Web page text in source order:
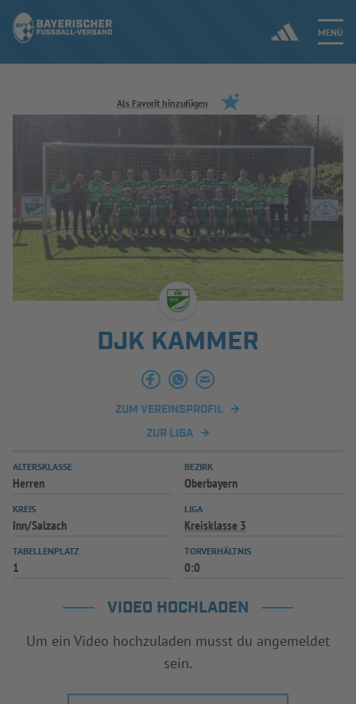
MENÜ
Jetzt einloggen
NEUIGKEITEN
SPIELBETRIEB & VERBANDSLEBEN
INFOTHEK SPIELPLUS
Als Favorit hinzufügen
DJK KAMMER
ZUM VEREINSPROFIL
ZUR LIGA
ALTERSKLASSE
Herren
BEZIRK
Oberbayern
KREIS
Inn/Salzach
LIGA
Kreisklasse 3
TABELLENPLATZ
1
TORVERHÄLTNIS
0:0
VIDEO HOCHLADEN
Um ein Video hochzuladen musst du angemeldet
sein.